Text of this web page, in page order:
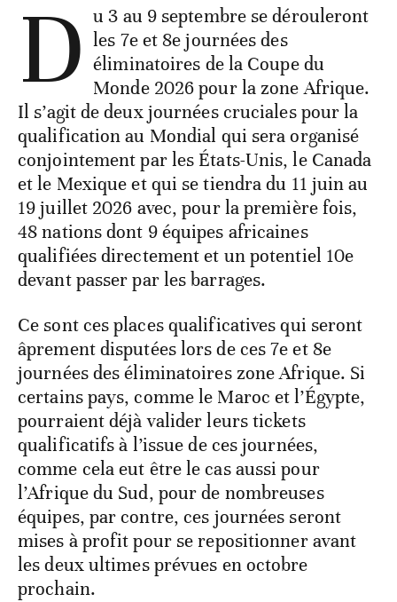
D u 3 au 9 septembre se dérouleront
les 7e et 8e journées des
éliminatoires de la Coupe du
Monde 2026 pour la zone Afrique.
Il s’agit de deux journées cruciales pour la
qualification au Mondial qui sera organisé
conjointement par les États-Unis, le Canada
et le Mexique et qui se tiendra du 11 juin au
19 juillet 2026 avec, pour la première fois,
48 nations dont 9 équipes africaines
qualifiées directement et un potentiel 10e
devant passer par les barrages.
Ce sont ces places qualificatives qui seront
âprement disputées lors de ces 7e et 8e
journées des éliminatoires zone Afrique. Si
certains pays, comme le Maroc et l’Égypte,
pourraient déjà valider leurs tickets
qualificatifs à l’issue de ces journées,
comme cela eut être le cas aussi pour
l’Afrique du Sud, pour de nombreuses
équipes, par contre, ces journées seront
mises à profit pour se repositionner avant
les deux ultimes prévues en octobre
prochain.